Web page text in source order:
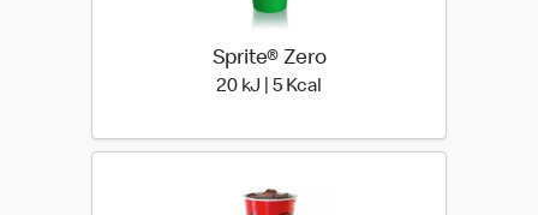
Sprite® Zero
20 kJ | 5 Kcal